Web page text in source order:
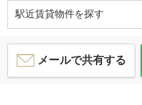
駅近賃貸物件を探す
メールで共有する